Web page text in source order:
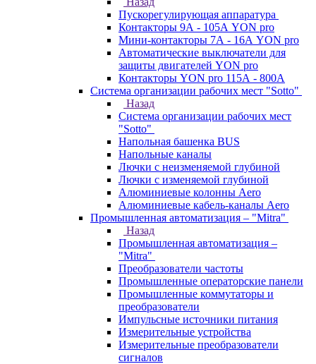
Пускорегулирующая аппаратура
Контакторы 9А - 105А YON pro
Мини-контакторы 7А - 16А YON pro
Автоматические выключатели для
защиты двигателей YON pro
Контакторы YON pro 115А - 800А
Система организации рабочих мест "Sotto"
Назад
Система организации рабочих мест
"Sotto"
Напольная башенка BUS
Напольные каналы
Лючки с неизменяемой глубиной
Лючки с изменяемой глубиной
Алюминиевые колонны Aero
Алюминиевые кабель-каналы Aero
Промышленная автоматизация – "Mitra"
Назад
Промышленная автоматизация –
"Mitra"
Преобразователи частоты
Промышленные операторские панели
Промышленные коммутаторы и
преобразователи
Импульсные источники питания
Измерительные устройства
Измерительные преобразователи
сигналов